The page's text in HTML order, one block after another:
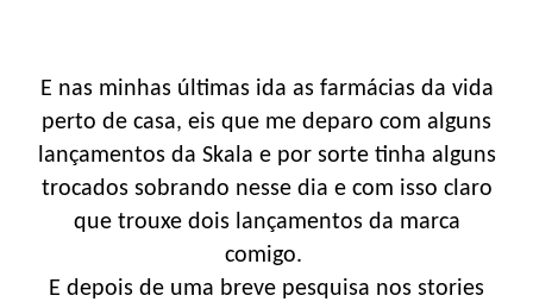
E nas minhas últimas ida as farmácias da vida
perto de casa, eis que me deparo com alguns
lançamentos da Skala e por sorte tinha alguns
trocados sobrando nesse dia e com isso claro
que trouxe dois lançamentos da marca
comigo.
E depois de uma breve pesquisa nos stories